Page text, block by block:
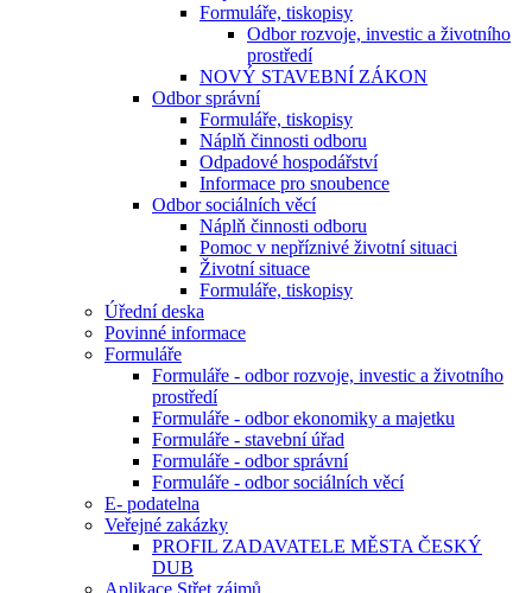
Formuláře, tiskopisy
Odbor rozvoje, investic a životního
prostředí
NOVÝ STAVEBNÍ ZÁKON
Odbor správní
Formuláře, tiskopisy
Náplň činnosti odboru
Odpadové hospodářství
Informace pro snoubence
Odbor sociálních věcí
Náplň činnosti odboru
Pomoc v nepříznivé životní situaci
Životní situace
Formuláře, tiskopisy
Úřední deska
Povinné informace
Formuláře
Formuláře - odbor rozvoje, investic a životního
prostředí
Formuláře - odbor ekonomiky a majetku
Formuláře - stavební úřad
Formuláře - odbor správní
Formuláře - odbor sociálních věcí
E- podatelna
Veřejné zakázky
PROFIL ZADAVATELE MĚSTA ČESKÝ
DUB
Aplikace Střet zájmů